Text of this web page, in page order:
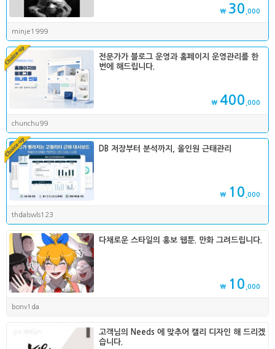
₩ 30 ,000
minje1999
전문가가 블로그 운영과 홈페이지 운영관리를 한
번에 해드립니다.
₩ 400 ,000
chunchu99
DB 저장부터 분석까지, 올인원 근태관리
₩ 10 ,000
thdalswls123
다채로운 스타일의 홍보 웹툰. 만화 그려드립니다.
₩ 10 ,000
bonv1da
고객님의 Needs 에 맞추어 캘리 디자인 해 드리겠
습니다.